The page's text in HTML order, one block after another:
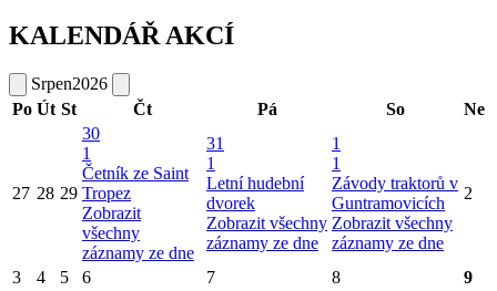
KALENDÁŘ AKCÍ
Srpen2026
Po Út St Čt Pá So Ne
27 28 29
30
1
Četník ze Saint
Tropez
Zobrazit
všechny
záznamy ze dne
31
1
Letní hudební
dvorek
Zobrazit všechny
záznamy ze dne
1
1
Závody traktorů v
Guntramovicích
Zobrazit všechny
záznamy ze dne
2
3 4 5 6 7 8 9